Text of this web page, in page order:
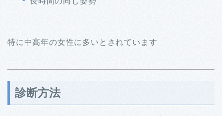
特に中高年の女性に多いとされています
診断方法